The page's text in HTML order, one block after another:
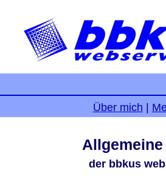
Über mich
der bbkus